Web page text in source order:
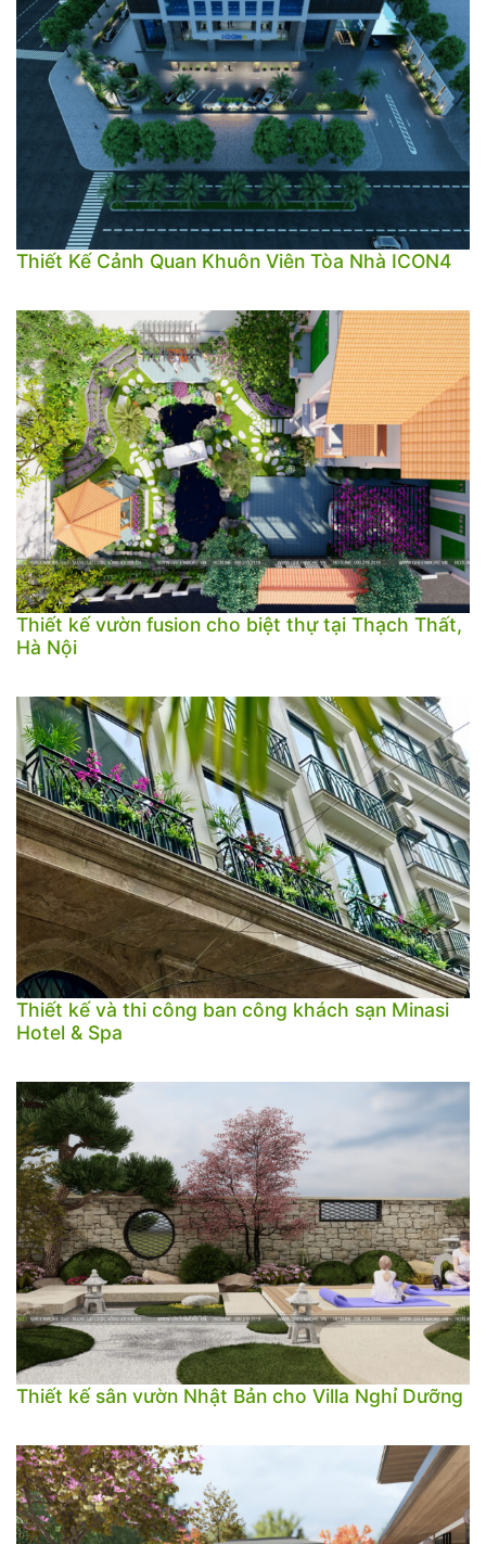
Thiết Kế Cảnh Quan Khuôn Viên Tòa Nhà ICON4
Thiết kế vườn fusion cho biệt thự tại Thạch Thất,
Hà Nội
Thiết kế và thi công ban công khách sạn Minasi
Hotel & Spa
Thiết kế sân vườn Nhật Bản cho Villa Nghỉ Dưỡng